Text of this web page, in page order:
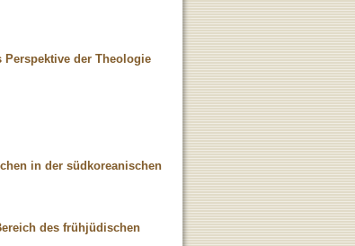
der Theologie
in der südkoreanischen
des frühjüdischen